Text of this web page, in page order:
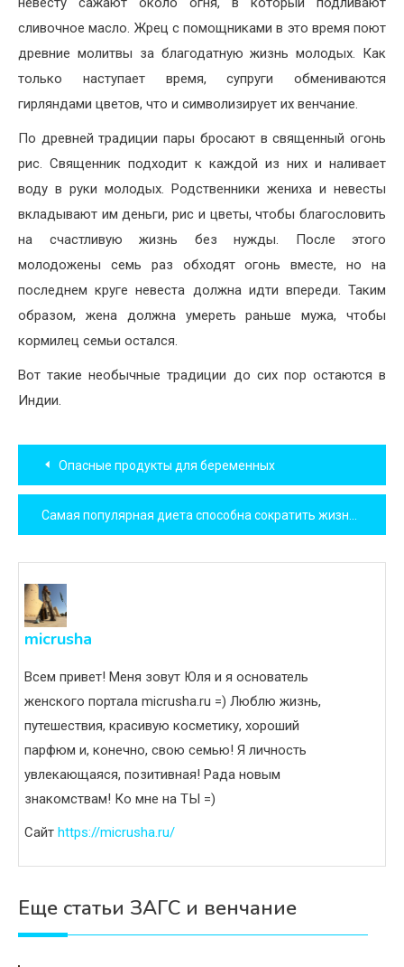
сливочное масло. Жрец с помощниками в это время поют
древние молитвы за благодатную жизнь молодых. Как
только наступает время, супруги обмениваются
гирляндами цветов, что и символизирует их венчание.
По древней традиции пары бросают в священный огонь
рис. Священник подходит к каждой из них и наливает
воду в руки молодых. Родственники жениха и невесты
вкладывают им деньги, рис и цветы, чтобы благословить
на счастливую жизнь без нужды. После этого
молодожены семь раз обходят огонь вместе, но на
последнем круге невеста должна идти впереди. Таким
образом, жена должна умереть раньше мужа, чтобы
кормилец семьи остался.
Вот такие необычные традиции до сих пор остаются в
Индии.
Навигация
по
записям
Опасные продукты для беременных
Самая популярная диета способна сократить жизнь человека
micrusha
Всем привет! Меня зовут Юля и я основатель
женского портала micrusha.ru =) Люблю жизнь,
путешествия, красивую косметику, хороший
парфюм и, конечно, свою семью! Я личность
увлекающаяся, позитивная! Рада новым
знакомствам! Ко мне на ТЫ =)
Сайт https://micrusha.ru/
Еще статьи ЗАГС и венчание